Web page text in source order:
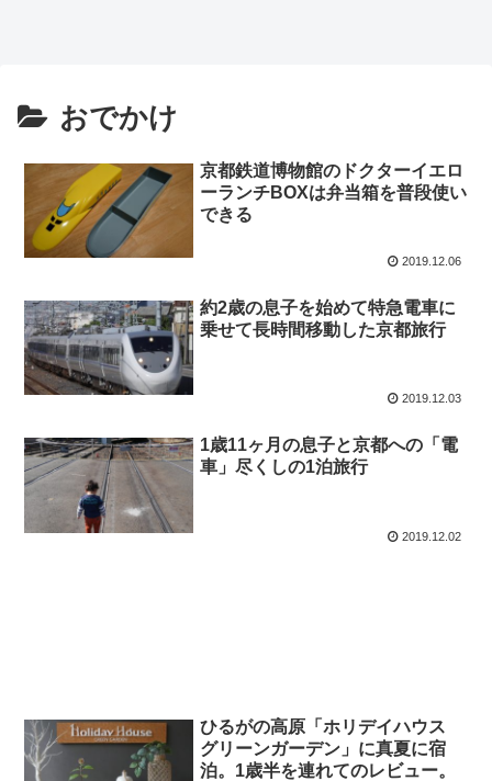
おでかけ
京都鉄道博物館のドクターイエロ
ーランチBOXは弁当箱を普段使い
できる
2019.12.06
約2歳の息子を始めて特急電車に
乗せて長時間移動した京都旅行
2019.12.03
1歳11ヶ月の息子と京都への「電
車」尽くしの1泊旅行
2019.12.02
ひるがの高原「ホリデイハウス
グリーンガーデン」に真夏に宿
泊。1歳半を連れてのレビュー。